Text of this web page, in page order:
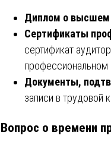
Диплом о высшем
Сертификаты
сертификат
профессиональном
Документы,
записи в трудовой
Вопрос о времени